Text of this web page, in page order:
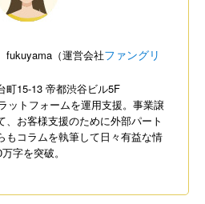
（運営会社ファングリ
町15-13 帝都渋谷ビル5F
ットフォームを運用支援。事業譲
、お客様支援のために外部パート
もコラムを執筆して日々有益な情
字を突破。